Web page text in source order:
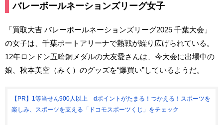
バレーボールネーションズリーグ女子
「買取大吉 バレーボールネーションズリーグ2025 千葉大会」
の女子は、千葉ポートアリーナで熱戦が繰り広げられている。
12年ロンドン五輪銅メダルの大友愛さんは、今大会に出場中の
娘、秋本美空（みく）のグッズを“爆買い”しているようだ。
【PR】1等当せん900人以上 dポイントがたまる！つかえる！スポーツを
楽しみ、スポーツを支える「ドコモスポーツくじ」をチェック